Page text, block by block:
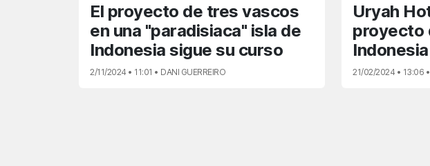
El proyecto de tres vascos
en una "paradisiaca" isla de
Indonesia sigue su curso
2/11/2024 • 11:01 • DANI GUERREIRO
Uryah
proyecto
Indonesia
21/02/2024 • 13:06 •